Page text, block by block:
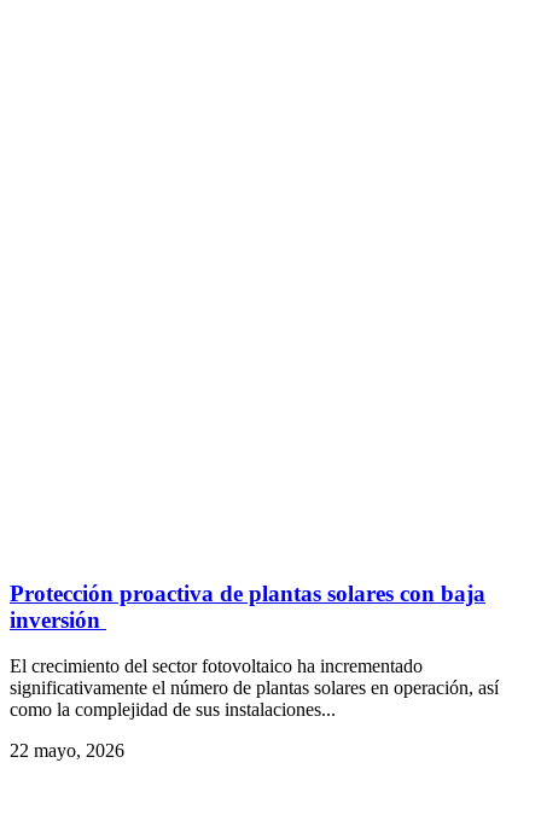
Protección proactiva de plantas solares con baja
inversión
El crecimiento del sector fotovoltaico ha incrementado
significativamente el número de plantas solares en operación, así
como la complejidad de sus instalaciones...
22 mayo, 2026